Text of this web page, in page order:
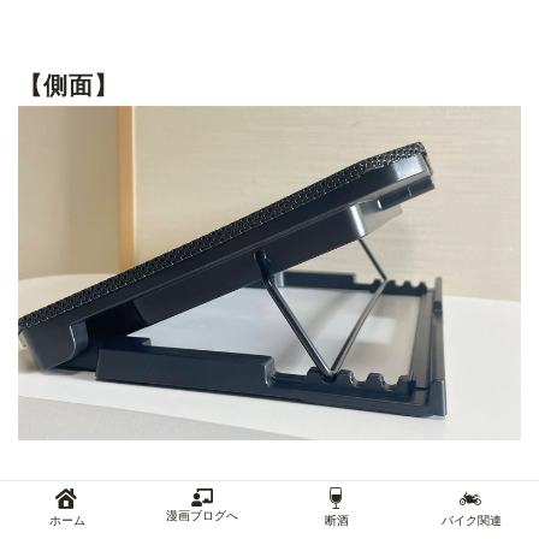
【側面】
ホーム 漫画ブログへ 断酒 バイク関連